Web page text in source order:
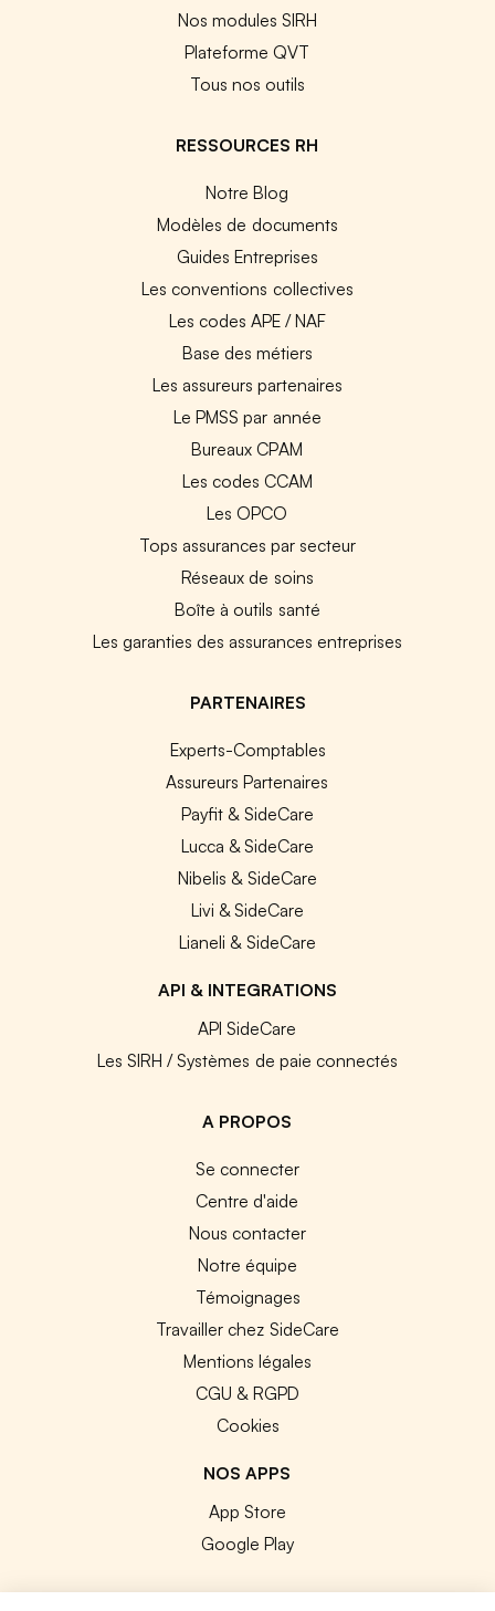
Nos modules SIRH
Plateforme QVT
Tous nos outils
RESSOURCES RH
Notre Blog
Modèles de documents
Guides Entreprises
Les conventions collectives
Les codes APE / NAF
Base des métiers
Les assureurs partenaires
Le PMSS par année
Bureaux CPAM
Les codes CCAM
Les OPCO
Tops assurances par secteur
Réseaux de soins
Boîte à outils santé
Les garanties des assurances entreprises
PARTENAIRES
Experts-Comptables
Assureurs Partenaires
Payfit & SideCare
Lucca & SideCare
Nibelis & SideCare
Livi & SideCare
Lianeli & SideCare
API & INTEGRATIONS
API SideCare
Les SIRH / Systèmes de paie connectés
A PROPOS
Se connecter
Centre d'aide
Nous contacter
Notre équipe
Témoignages
Travailler chez SideCare
Mentions légales
CGU & RGPD
Cookies
NOS APPS
App Store
Google Play